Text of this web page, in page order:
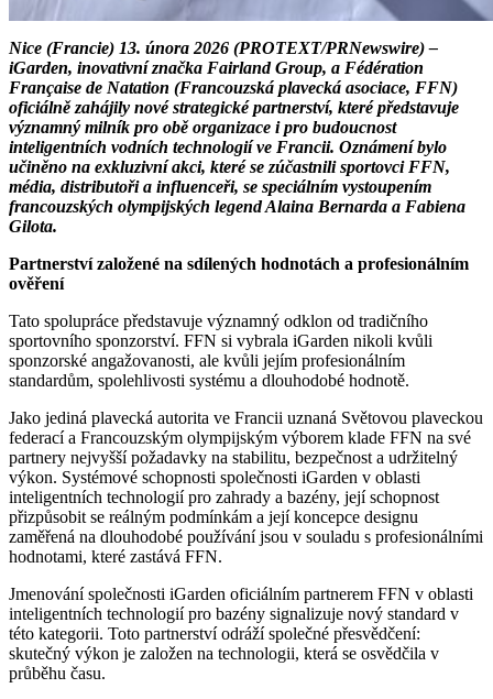
Nice (Francie) 13. února 2026 (PROTEXT/PRNewswire) –
iGarden, inovativní značka Fairland Group, a Fédération
Française de Natation (Francouzská plavecká asociace, FFN)
oficiálně zahájily nové strategické partnerství, které představuje
významný milník pro obě organizace i pro budoucnost
inteligentních vodních technologií ve Francii. Oznámení bylo
učiněno na exkluzivní akci, které se zúčastnili sportovci FFN,
média, distributoři a influenceři, se speciálním vystoupením
francouzských olympijských legend Alaina Bernarda a Fabiena
Gilota.
Partnerství založené na sdílených hodnotách a profesionálním
ověření
Tato spolupráce představuje významný odklon od tradičního
sportovního sponzorství. FFN si vybrala iGarden nikoli kvůli
sponzorské angažovanosti, ale kvůli jejím profesionálním
standardům, spolehlivosti systému a dlouhodobé hodnotě.
Jako jediná plavecká autorita ve Francii uznaná Světovou plaveckou
federací a Francouzským olympijským výborem klade FFN na své
partnery nejvyšší požadavky na stabilitu, bezpečnost a udržitelný
výkon. Systémové schopnosti společnosti iGarden v oblasti
inteligentních technologií pro zahrady a bazény, její schopnost
přizpůsobit se reálným podmínkám a její koncepce designu
zaměřená na dlouhodobé používání jsou v souladu s profesionálními
hodnotami, které zastává FFN.
Jmenování společnosti iGarden oficiálním partnerem FFN v oblasti
inteligentních technologií pro bazény signalizuje nový standard v
této kategorii. Toto partnerství odráží společné přesvědčení:
skutečný výkon je založen na technologii, která se osvědčila v
průběhu času.